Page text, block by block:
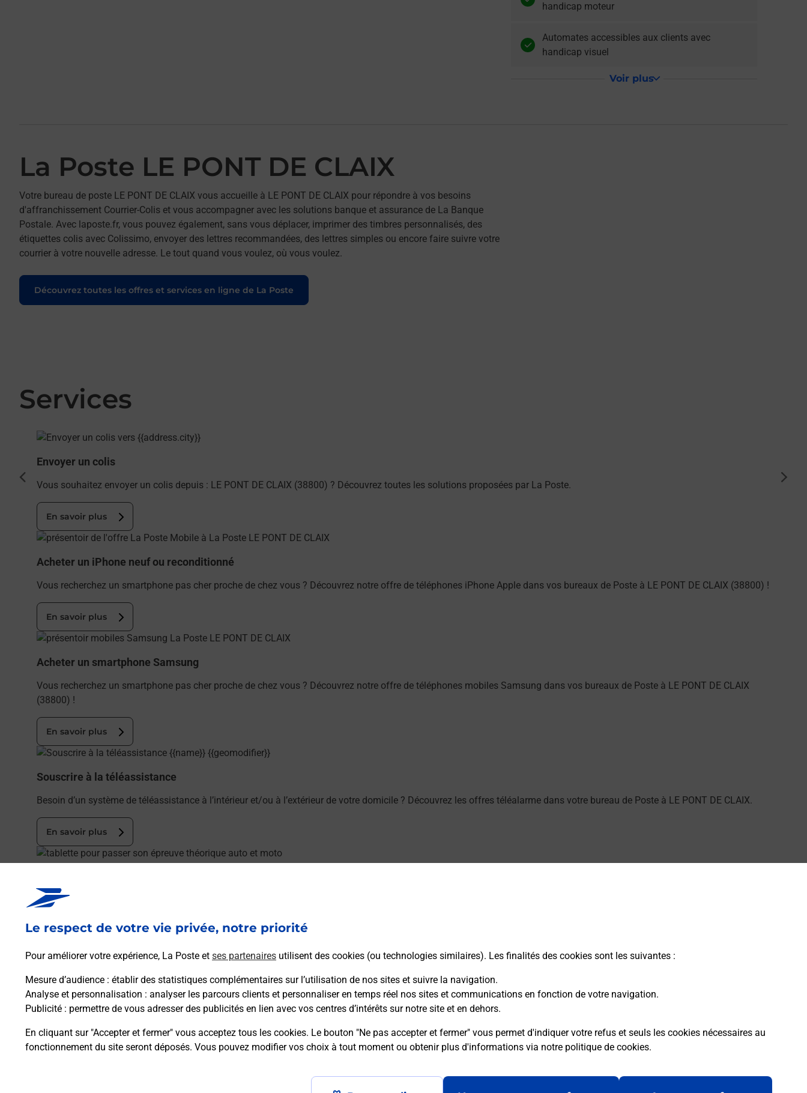
Le respect de votre vie privée, notre priorité
Pour améliorer votre expérience, La Poste et ses partenaires utilisent des cookies (ou technologies similaires). Les finalités des cookies sont les suivantes :
Mesure d’audience : établir des statistiques complémentaires sur l’utilisation de nos sites et suivre la navigation.
Analyse et personnalisation : analyser les parcours clients et personnaliser en temps réel nos sites et communications en fonction de votre navigation.
Publicité : permettre de vous adresser des publicités en lien avec vos centres d’intérêts sur notre site et en dehors.
En cliquant sur "Accepter et fermer" vous acceptez tous les cookies. Le bouton "Ne pas accepter et fermer" vous permet d'indiquer votre refus et seuls les cookies nécessaires au
fonctionnement du site seront déposés. Vous pouvez modifier vos choix à tout moment ou obtenir plus d'informations via notre politique de cookies.
handicap moteur
Automates accessibles aux clients avec
handicap visuel
Voir plus
La Poste LE PONT DE CLAIX
Votre bureau de poste LE PONT DE CLAIX vous accueille à LE PONT DE CLAIX pour répondre à vos besoins
d'affranchissement Courrier-Colis et vous accompagner avec les solutions banque et assurance de La Banque
Postale. Avec laposte.fr, vous pouvez également, sans vous déplacer, imprimer des timbres personnalisés, des
étiquettes colis avec Colissimo, envoyer des lettres recommandées, des lettres simples ou encore faire suivre votre
courrier à votre nouvelle adresse. Le tout quand vous voulez, où vous voulez.
Découvrez toutes les offres et services en ligne de La Poste
Services
En savoir plus
Envoyer un colis
Vous souhaitez envoyer un colis depuis : LE PONT DE CLAIX (38800) ? Découvrez toutes les solutions proposées par La Poste.
En savoir plus
En savoir plus
Acheter un iPhone neuf ou reconditionné
Vous recherchez un smartphone pas cher proche de chez vous ? Découvrez notre offre de téléphones iPhone Apple dans vos bureaux de Poste à LE PONT DE CLAIX (38800) !
En savoir plus
En savoir plus
Acheter un smartphone Samsung
Vous recherchez un smartphone pas cher proche de chez vous ? Découvrez notre offre de téléphones mobiles Samsung dans vos bureaux de Poste à LE PONT DE CLAIX
(38800) !
En savoir plus
En savoir plus
Souscrire à la téléassistance
Besoin d’un système de téléassistance à l’intérieur et/ou à l’extérieur de votre domicile ? Découvrez les offres téléalarme dans votre bureau de Poste à LE PONT DE CLAIX.
En savoir plus
En savoir plus
Vous cherchez à passer votre code de la route auto ou moto au Bureau La Poste - PONT DE CLAIX (38800) ? Découvrez l'offre proposée par La Poste.
En savoir plus Je réserve
En savoir plus
Permis Bateau
Vous cherchez à passer votre permis bateau à Le Pont De Claix (38800) ? Découvrez l'offre proposée par La Poste.